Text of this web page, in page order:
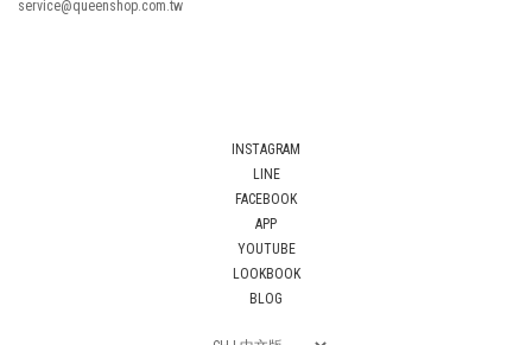
service@queenshop.com.tw
INSTAGRAM
LINE
FACEBOOK
APP
YOUTUBE
LOOKBOOK
BLOG